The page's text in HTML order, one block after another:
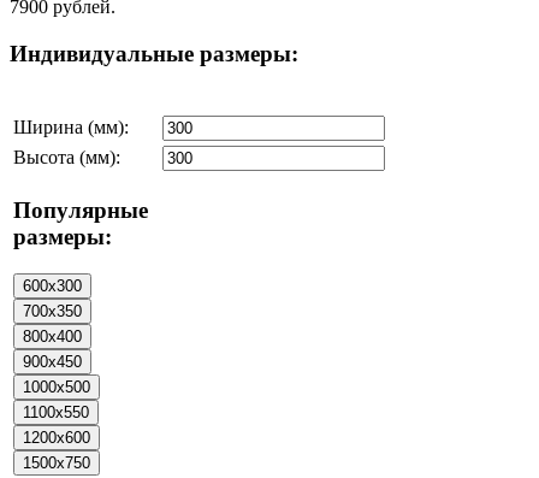
7900 рублей.
Индивидуальные размеры:
Ширина (мм):
Высота (мм):
Популярные
размеры: